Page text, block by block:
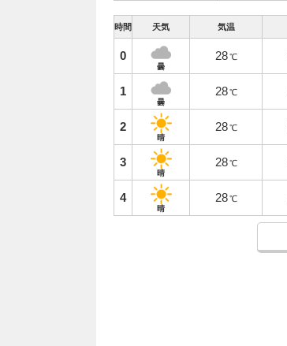
時間 天気 気温
0
曇
28 ℃
1
曇
28 ℃
2
晴
28 ℃
3
晴
28 ℃
4
晴
28 ℃